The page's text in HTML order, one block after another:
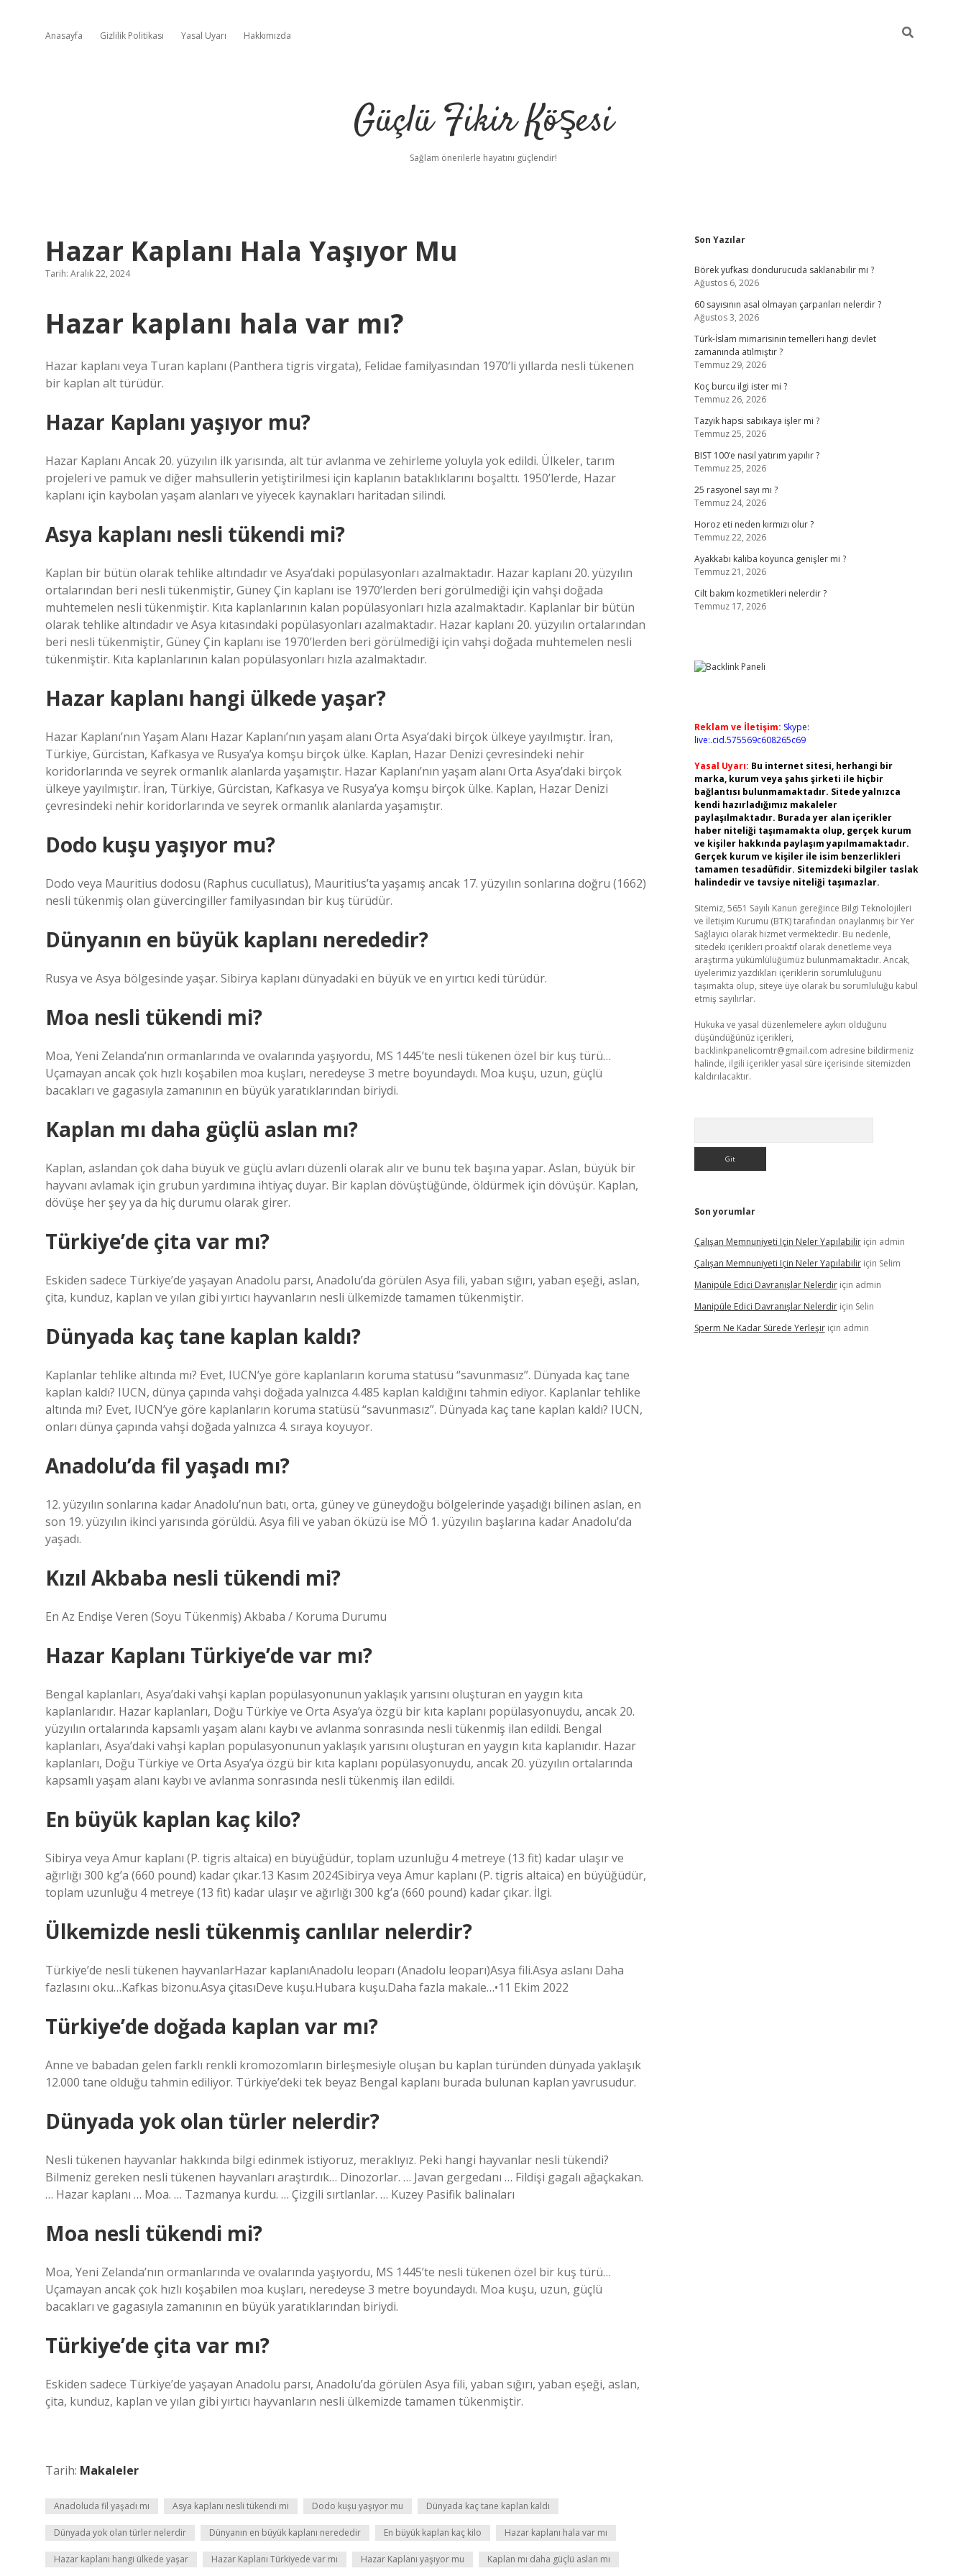
Anasayfa Gizlilik Politikası Yasal Uyarı Hakkımızda
Güçlü Fikir Köşesi
Sağlam önerilerle hayatını güçlendir!
Hazar Kaplanı Hala Yaşıyor Mu
Tarih: Aralık 22, 2024
Hazar kaplanı hala var mı?
Hazar kaplanı veya Turan kaplanı (Panthera tigris virgata), Felidae familyasından 1970’li yıllarda nesli tükenen
bir kaplan alt türüdür.
Hazar Kaplanı yaşıyor mu?
Hazar Kaplanı Ancak 20. yüzyılın ilk yarısında, alt tür avlanma ve zehirleme yoluyla yok edildi. Ülkeler, tarım
projeleri ve pamuk ve diğer mahsullerin yetiştirilmesi için kaplanın bataklıklarını boşalttı. 1950’lerde, Hazar
kaplanı için kaybolan yaşam alanları ve yiyecek kaynakları haritadan silindi.
Asya kaplanı nesli tükendi mi?
Kaplan bir bütün olarak tehlike altındadır ve Asya’daki popülasyonları azalmaktadır. Hazar kaplanı 20. yüzyılın
ortalarından beri nesli tükenmiştir, Güney Çin kaplanı ise 1970’lerden beri görülmediği için vahşi doğada
muhtemelen nesli tükenmiştir. Kıta kaplanlarının kalan popülasyonları hızla azalmaktadır. Kaplanlar bir bütün
olarak tehlike altındadır ve Asya kıtasındaki popülasyonları azalmaktadır. Hazar kaplanı 20. yüzyılın ortalarından
beri nesli tükenmiştir, Güney Çin kaplanı ise 1970’lerden beri görülmediği için vahşi doğada muhtemelen nesli
tükenmiştir. Kıta kaplanlarının kalan popülasyonları hızla azalmaktadır.
Hazar kaplanı hangi ülkede yaşar?
Hazar Kaplanı’nın Yaşam Alanı Hazar Kaplanı’nın yaşam alanı Orta Asya’daki birçok ülkeye yayılmıştır. İran,
Türkiye, Gürcistan, Kafkasya ve Rusya’ya komşu birçok ülke. Kaplan, Hazar Denizi çevresindeki nehir
koridorlarında ve seyrek ormanlık alanlarda yaşamıştır. Hazar Kaplanı’nın yaşam alanı Orta Asya’daki birçok
ülkeye yayılmıştır. İran, Türkiye, Gürcistan, Kafkasya ve Rusya’ya komşu birçok ülke. Kaplan, Hazar Denizi
çevresindeki nehir koridorlarında ve seyrek ormanlık alanlarda yaşamıştır.
Dodo kuşu yaşıyor mu?
Dodo veya Mauritius dodosu (Raphus cucullatus), Mauritius’ta yaşamış ancak 17. yüzyılın sonlarına doğru (1662)
nesli tükenmiş olan güvercingiller familyasından bir kuş türüdür.
Dünyanın en büyük kaplanı nerededir?
Rusya ve Asya bölgesinde yaşar. Sibirya kaplanı dünyadaki en büyük ve en yırtıcı kedi türüdür.
Moa nesli tükendi mi?
Moa, Yeni Zelanda’nın ormanlarında ve ovalarında yaşıyordu, MS 1445’te nesli tükenen özel bir kuş türü…
Uçamayan ancak çok hızlı koşabilen moa kuşları, neredeyse 3 metre boyundaydı. Moa kuşu, uzun, güçlü
bacakları ve gagasıyla zamanının en büyük yaratıklarından biriydi.
Kaplan mı daha güçlü aslan mı?
Kaplan, aslandan çok daha büyük ve güçlü avları düzenli olarak alır ve bunu tek başına yapar. Aslan, büyük bir
hayvanı avlamak için grubun yardımına ihtiyaç duyar. Bir kaplan dövüştüğünde, öldürmek için dövüşür. Kaplan,
dövüşe her şey ya da hiç durumu olarak girer.
Türkiye’de çita var mı?
Eskiden sadece Türkiye’de yaşayan Anadolu parsı, Anadolu’da görülen Asya fili, yaban sığırı, yaban eşeği, aslan,
çita, kunduz, kaplan ve yılan gibi yırtıcı hayvanların nesli ülkemizde tamamen tükenmiştir.
Dünyada kaç tane kaplan kaldı?
Kaplanlar tehlike altında mı? Evet, IUCN’ye göre kaplanların koruma statüsü “savunmasız”. Dünyada kaç tane
kaplan kaldı? IUCN, dünya çapında vahşi doğada yalnızca 4.485 kaplan kaldığını tahmin ediyor. Kaplanlar tehlike
altında mı? Evet, IUCN’ye göre kaplanların koruma statüsü “savunmasız”. Dünyada kaç tane kaplan kaldı? IUCN,
onları dünya çapında vahşi doğada yalnızca 4. sıraya koyuyor.
Anadolu’da fil yaşadı mı?
12. yüzyılın sonlarına kadar Anadolu’nun batı, orta, güney ve güneydoğu bölgelerinde yaşadığı bilinen aslan, en
son 19. yüzyılın ikinci yarısında görüldü. Asya fili ve yaban öküzü ise MÖ 1. yüzyılın başlarına kadar Anadolu’da
yaşadı.
Kızıl Akbaba nesli tükendi mi?
En Az Endişe Veren (Soyu Tükenmiş) Akbaba / Koruma Durumu
Hazar Kaplanı Türkiye’de var mı?
Bengal kaplanları, Asya’daki vahşi kaplan popülasyonunun yaklaşık yarısını oluşturan en yaygın kıta
kaplanlarıdır. Hazar kaplanları, Doğu Türkiye ve Orta Asya’ya özgü bir kıta kaplanı popülasyonuydu, ancak 20.
yüzyılın ortalarında kapsamlı yaşam alanı kaybı ve avlanma sonrasında nesli tükenmiş ilan edildi. Bengal
kaplanları, Asya’daki vahşi kaplan popülasyonunun yaklaşık yarısını oluşturan en yaygın kıta kaplanıdır. Hazar
kaplanları, Doğu Türkiye ve Orta Asya’ya özgü bir kıta kaplanı popülasyonuydu, ancak 20. yüzyılın ortalarında
kapsamlı yaşam alanı kaybı ve avlanma sonrasında nesli tükenmiş ilan edildi.
En büyük kaplan kaç kilo?
Sibirya veya Amur kaplanı (P. tigris altaica) en büyüğüdür, toplam uzunluğu 4 metreye (13 fit) kadar ulaşır ve
ağırlığı 300 kg’a (660 pound) kadar çıkar.13 Kasım 2024Sibirya veya Amur kaplanı (P. tigris altaica) en büyüğüdür,
toplam uzunluğu 4 metreye (13 fit) kadar ulaşır ve ağırlığı 300 kg’a (660 pound) kadar çıkar. İlgi.
Ülkemizde nesli tükenmiş canlılar nelerdir?
Türkiye’de nesli tükenen hayvanlarHazar kaplanıAnadolu leoparı (Anadolu leoparı)Asya fili.Asya aslanı Daha
fazlasını oku…Kafkas bizonu.Asya çitasıDeve kuşu.Hubara kuşu.Daha fazla makale…•11 Ekim 2022
Türkiye’de doğada kaplan var mı?
Anne ve babadan gelen farklı renkli kromozomların birleşmesiyle oluşan bu kaplan türünden dünyada yaklaşık
12.000 tane olduğu tahmin ediliyor. Türkiye’deki tek beyaz Bengal kaplanı burada bulunan kaplan yavrusudur.
Dünyada yok olan türler nelerdir?
Nesli tükenen hayvanlar hakkında bilgi edinmek istiyoruz, meraklıyız. Peki hangi hayvanlar nesli tükendi?
Bilmeniz gereken nesli tükenen hayvanları araştırdık… Dinozorlar. … Javan gergedanı … Fildişi gagalı ağaçkakan.
… Hazar kaplanı … Moa. … Tazmanya kurdu. … Çizgili sırtlanlar. … Kuzey Pasifik balinaları
Moa nesli tükendi mi?
Moa, Yeni Zelanda’nın ormanlarında ve ovalarında yaşıyordu, MS 1445’te nesli tükenen özel bir kuş türü…
Uçamayan ancak çok hızlı koşabilen moa kuşları, neredeyse 3 metre boyundaydı. Moa kuşu, uzun, güçlü
bacakları ve gagasıyla zamanının en büyük yaratıklarından biriydi.
Türkiye’de çita var mı?
Eskiden sadece Türkiye’de yaşayan Anadolu parsı, Anadolu’da görülen Asya fili, yaban sığırı, yaban eşeği, aslan,
çita, kunduz, kaplan ve yılan gibi yırtıcı hayvanların nesli ülkemizde tamamen tükenmiştir.
Tarih: Makaleler
Anadoluda fil yaşadı mı Asya kaplanı nesli tükendi mi Dodo kuşu yaşıyor mu Dünyada kaç tane kaplan kaldı
Dünyada yok olan türler nelerdir Dünyanın en büyük kaplanı nerededir En büyük kaplan kaç kilo Hazar kaplanı hala var mı
Hazar kaplanı hangi ülkede yaşar Hazar Kaplanı Türkiyede var mı Hazar Kaplanı yaşıyor mu Kaplan mı daha güçlü aslan mı
Sidebar
Son Yazılar
Börek yufkası dondurucuda saklanabilir mi ?
Ağustos 6, 2026
60 sayısının asal olmayan çarpanları nelerdir ?
Ağustos 3, 2026
Türk-İslam mimarisinin temelleri hangi devlet
zamanında atılmıştır ?
Temmuz 29, 2026
Koç burcu ilgi ister mi ?
Temmuz 26, 2026
Tazyik hapsi sabıkaya işler mi ?
Temmuz 25, 2026
BIST 100’e nasıl yatırım yapılır ?
Temmuz 25, 2026
25 rasyonel sayı mı ?
Temmuz 24, 2026
Horoz eti neden kırmızı olur ?
Temmuz 22, 2026
Ayakkabı kalıba koyunca genişler mi ?
Temmuz 21, 2026
Cilt bakım kozmetikleri nelerdir ?
Temmuz 17, 2026
Reklam ve İletişim: Skype:
live:.cid.575569c608265c69
Yasal Uyarı: Bu internet sitesi, herhangi bir
marka, kurum veya şahıs şirketi ile hiçbir
bağlantısı bulunmamaktadır. Sitede yalnızca
kendi hazırladığımız makaleler
paylaşılmaktadır. Burada yer alan içerikler
haber niteliği taşımamakta olup, gerçek kurum
ve kişiler hakkında paylaşım yapılmamaktadır.
Gerçek kurum ve kişiler ile isim benzerlikleri
tamamen tesadüfidir. Sitemizdeki bilgiler taslak
halindedir ve tavsiye niteliği taşımazlar.
Sitemiz, 5651 Sayılı Kanun gereğince Bilgi Teknolojileri
ve İletişim Kurumu (BTK) tarafından onaylanmış bir Yer
Sağlayıcı olarak hizmet vermektedir. Bu nedenle,
sitedeki içerikleri proaktif olarak denetleme veya
araştırma yükümlülüğümüz bulunmamaktadır. Ancak,
üyelerimiz yazdıkları içeriklerin sorumluluğunu
taşımakta olup, siteye üye olarak bu sorumluluğu kabul
etmiş sayılırlar.
Hukuka ve yasal düzenlemelere aykırı olduğunu
düşündüğünüz içerikleri,
backlinkpanelicomtr@gmail.com adresine bildirmeniz
halinde, ilgili içerikler yasal süre içerisinde sitemizden
kaldırılacaktır.
Son yorumlar
Çalışan Memnuniyeti Için Neler Yapılabiliriçin admin
Çalışan Memnuniyeti Için Neler Yapılabiliriçin Selim
Manipüle Edici Davranışlar Nelerdiriçin admin
Manipüle Edici Davranışlar Nelerdiriçin Selin
Sperm Ne Kadar Sürede Yerleşiriçin admin